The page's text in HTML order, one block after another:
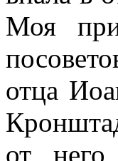
Моя
отца
от него